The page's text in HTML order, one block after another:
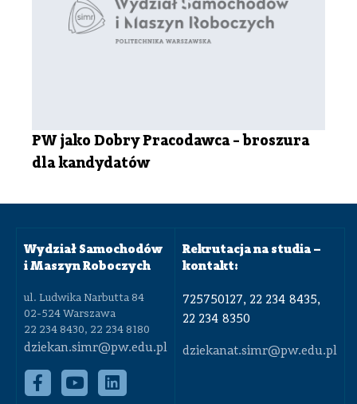
PW jako Dobry Pracodawca - broszura
dla kandydatów
Wydział Samochodów
i Maszyn Roboczych
ul. Ludwika Narbutta 84
02-524 Warszawa
22 234 8430, 22 234 8180
dziekan.simr@pw.edu.pl
Rekrutacja na studia –
kontakt:
725750127, 22 234 8435,
22 234 8350
dziekanat.simr@pw.edu.pl